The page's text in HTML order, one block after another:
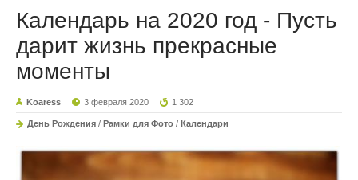
Календарь на 2020 год - Пусть
дарит жизнь прекрасные
моменты
Koaress 3 февраля 2020 1 302
День Рождения / Рамки для Фото / Календари